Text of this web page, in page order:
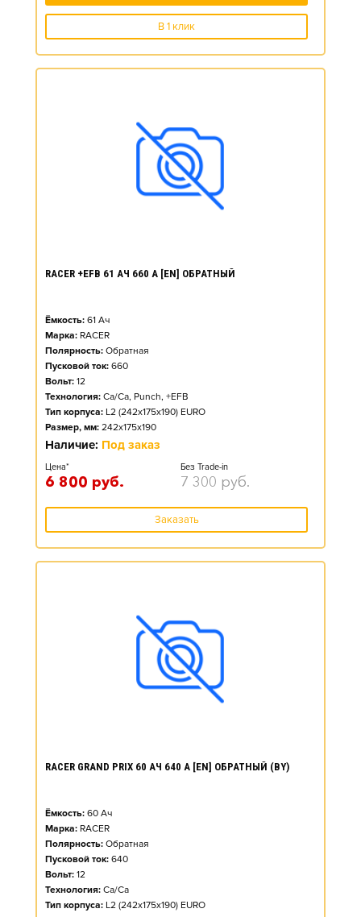
В 1 клик
RACER +EFB 61 АЧ 660 А [EN] ОБРАТНЫЙ
Ёмкость: 61 Ач
Марка: RACER
Полярность: Обратная
Пусковой ток: 660
Вольт: 12
Технология: Ca/Ca, Punch, +EFB
Тип корпуса: L2 (242x175x190) EURO
Размер, мм: 242x175x190
Наличие: Под заказ
Цена*
6 800 руб.
Без Trade-in
7 300 руб.
Заказать
RACER GRAND PRIX 60 АЧ 640 А [EN] ОБРАТНЫЙ (BY)
Ёмкость: 60 Ач
Марка: RACER
Полярность: Обратная
Пусковой ток: 640
Вольт: 12
Технология: Ca/Ca
Тип корпуса: L2 (242x175x190) EURO